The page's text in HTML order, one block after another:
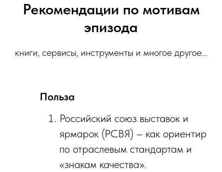
Рекомендации по мотивам
эпизода
книги, сервисы, инструменты и многое другое...
Польза
Российский союз выставок и
ярмарок (РСВЯ) – как ориентир
по отраслевым стандартам и
«знакам качества».